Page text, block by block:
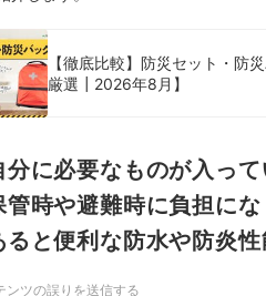
【徹底比較】防災セット・防
厳選┃2026年8月】
分に必要なものが入っ
管時や避難時に負担に
ると便利な防水や防炎
ンツの誤りを送信する